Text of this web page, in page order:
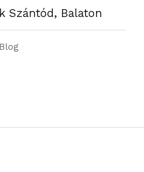
Szántód, Balaton
Blog